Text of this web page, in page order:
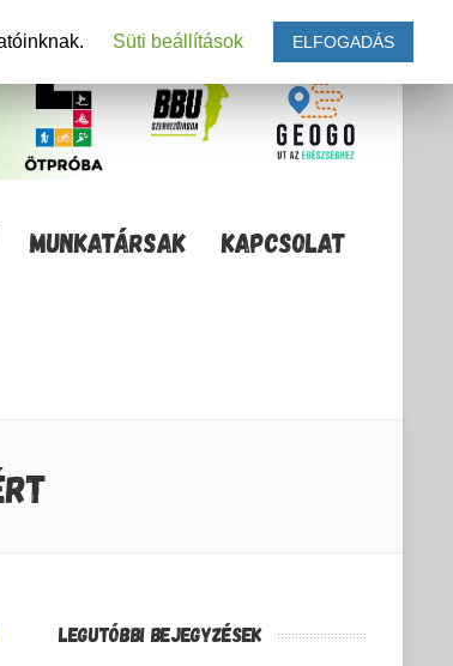
MUNKATÁRSAK KAPCSOLAT
LEGUTÓBBI BEJEGYZÉSEK
Süti beállítások ELFOGADÁS